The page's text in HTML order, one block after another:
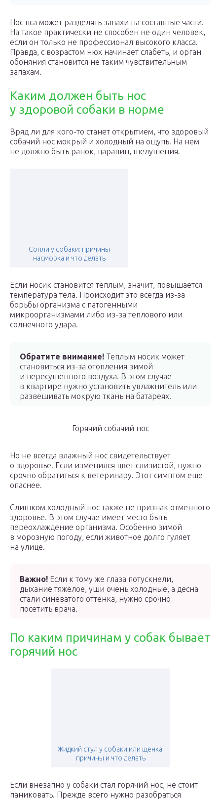
Нос пса может разделять запахи на составные части.
На такое практически не способен не один человек,
если он только не профессионал высокого класса.
Правда, с возрастом нюх начинает слабеть, и орган
обоняния становится не таким чувствительным
запахам.
Каким должен быть нос
у здоровой собаки в норме
Вряд ли для кого-то станет открытием, что здоровый
собачий нос мокрый и холодный на ощупь. На нем
не должно быть ранок, царапин, шелушения.
Сопли у собаки: причины
насморка и что делать
Если носик становится теплым, значит, повышается
температура тела. Происходит это всегда из-за
борьбы организма с патогенными
микроорганизмами либо из-за теплового или
солнечного удара.
Обратите внимание! Теплым носик может
становиться из-за отопления зимой
и пересушенного воздуха. В этом случае
в квартире нужно установить увлажнитель или
развешивать мокрую ткань на батареях.
Горячий собачий нос
Но не всегда влажный нос свидетельствует
о здоровье. Если изменился цвет слизистой, нужно
срочно обратиться к ветеринару. Этот симптом еще
опаснее.
Слишком холодный нос также не признак отменного
здоровье. В этом случае имеет место быть
переохлаждение организма. Особенно зимой
в морозную погоду, если животное долго гуляет
на улице.
Важно! Если к тому же глаза потускнели,
дыхание тяжелое, уши очень холодные, а десна
стали синеватого оттенка, нужно срочно
посетить врача.
По каким причинам у собак бывает
горячий нос
Жидкий стул у собаки или щенка:
причины и что делать
Если внезапно у собаки стал горячий нос, не стоит
паниковать. Прежде всего нужно разобраться